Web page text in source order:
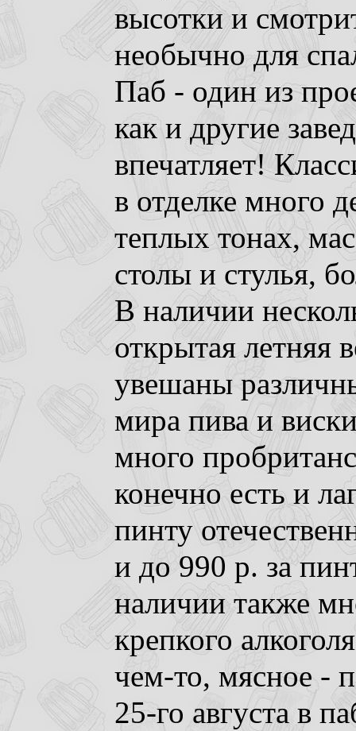
высотки и
необычно для
Паб - один из
как и другие
впечатляет!
в отделке много
теплых тонах,
столы и стулья,
В наличии
открытая летняя
увешаны
мира пива и
много
конечно есть и
пинту
и до 990 р. за
наличии также
крепкого
чем-то, мясное -
25-го августа в